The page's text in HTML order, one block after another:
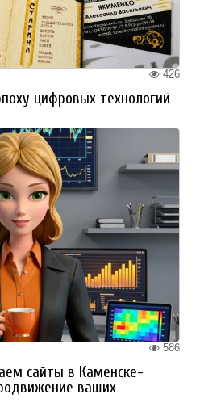
426
цифровых технологий
586
сайты в Каменске-
ваших